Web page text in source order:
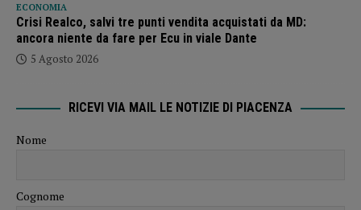
ECONOMIA
Crisi Realco, salvi tre punti vendita acquistati da MD:
ancora niente da fare per Ecu in viale Dante
5 Agosto 2026
RICEVI VIA MAIL LE NOTIZIE DI PIACENZA
Nome
Cognome